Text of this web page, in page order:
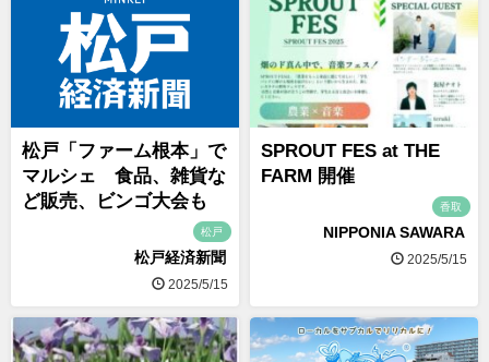
松戸「ファーム根本」で
マルシェ 食品、雑貨な
ど販売、ビンゴ大会も
松戸
松戸経済新聞
2025/5/15
SPROUT FES at THE
FARM 開催
香取
NIPPONIA SAWARA
2025/5/15